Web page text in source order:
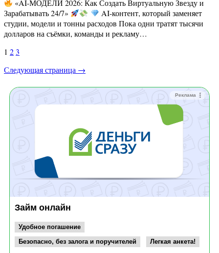
«AI-МОДЕЛИ 2026: Как Создать Виртуальную Звезду и
Зарабатывать 24/7»
AI-контент, который заменяет
студии, модели и тонны расходов Пока одни тратят тысячи
долларов на съёмки, команды и рекламу…
Пагинация
записей
1 23
Следующая страница →
Реклама
Займ онлайн
Удобное погашение
Безопасно, без залога и поручителей
Легкая анкета!